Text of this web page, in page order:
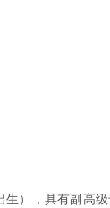
），具有副